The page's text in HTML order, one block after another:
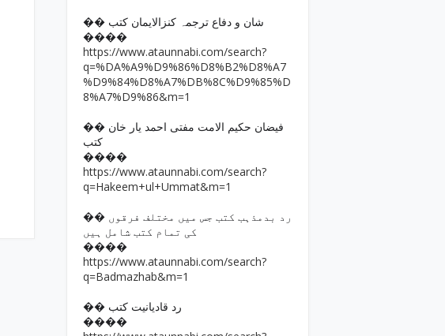
�� شان و دفاع ترجمہ کنزالایمان کتب
����
https://www.ataunnabi.com/search?
q=%DA%A9%D9%86%D8%B2%D8%A7
%D9%84%D8%A7%DB%8C%D9%85%D
8%A7%D9%86&m=1
�� فیضان حکیم الامت مفتی احمد یار خان
کتب
����
https://www.ataunnabi.com/search?
q=Hakeem+ul+Ummat&m=1
�� رد بدمذہب کتب جس میں مختلف فرقوں
کی تمام کتب شامل ہیں
����
https://www.ataunnabi.com/search?
q=Badmazhab&m=1
�� رد قادیانیت کتب
����